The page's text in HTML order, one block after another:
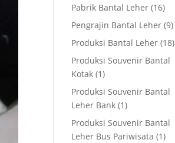
Pabrik Bantal Leher(16)
Pengrajin Bantal Leher(9)
Produksi Bantal Leher(18)
Produksi Souvenir Bantal
Kotak(1)
Produksi Souvenir Bantal
Leher Bank(1)
Produksi Souvenir Bantal
Leher Bus Pariwisata (1)